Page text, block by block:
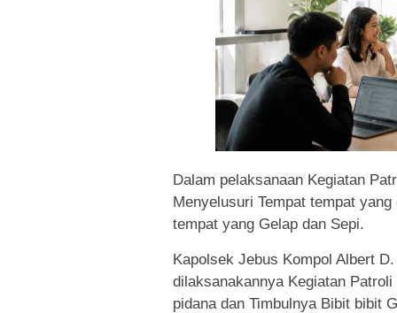
Dalam pelaksanaan Kegiatan
Menyelusuri Tempat tempat
tempat yang Gelap dan Sepi.
Kapolsek Jebus Kompol Albert
dilaksanakannya Kegiatan
pidana dan Timbulnya Bibit bibit